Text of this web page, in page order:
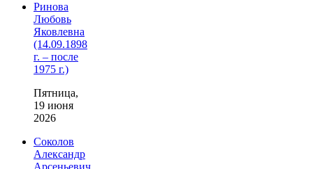
Ринова
Любовь
Яковлевна
(14.09.1898
г. – после
1975 г.)
Пятница,
19 июня
2026
Соколов
Александр